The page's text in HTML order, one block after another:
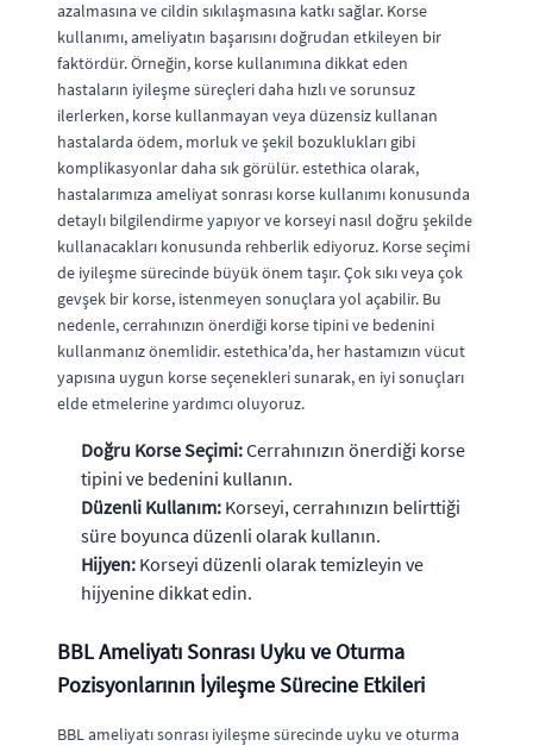
azalmasına ve cildin sıkılaşmasına katkı sağlar. Korse
kullanımı, ameliyatın başarısını doğrudan etkileyen bir
faktördür. Örneğin, korse kullanımına dikkat eden
hastaların iyileşme süreçleri daha hızlı ve sorunsuz
ilerlerken, korse kullanmayan veya düzensiz kullanan
hastalarda ödem, morluk ve şekil bozuklukları gibi
komplikasyonlar daha sık görülür. estethica olarak,
hastalarımıza ameliyat sonrası korse kullanımı konusunda
detaylı bilgilendirme yapıyor ve korseyi nasıl doğru şekilde
kullanacakları konusunda rehberlik ediyoruz. Korse seçimi
de iyileşme sürecinde büyük önem taşır. Çok sıkı veya çok
gevşek bir korse, istenmeyen sonuçlara yol açabilir. Bu
nedenle, cerrahınızın önerdiği korse tipini ve bedenini
kullanmanız önemlidir. estethica'da, her hastamızın vücut
yapısına uygun korse seçenekleri sunarak, en iyi sonuçları
elde etmelerine yardımcı oluyoruz.
Doğru Korse Seçimi:Cerrahınızın önerdiği korse
tipini ve bedenini kullanın.
Düzenli Kullanım: Korseyi, cerrahınızın belirttiği
süre boyunca düzenli olarak kullanın.
Hijyen: Korseyi düzenli olarak temizleyin ve
hijyenine dikkat edin.
BBL Ameliyatı Sonrası Uyku ve Oturma
Pozisyonlarının İyileşme Sürecine Etkileri
BBL ameliyatı sonrası iyileşme sürecinde uyku ve oturma